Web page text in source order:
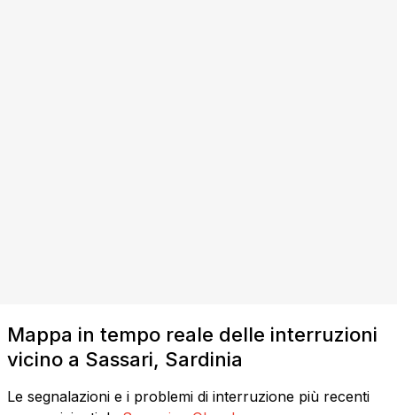
Mappa in tempo reale delle interruzioni
vicino a Sassari, Sardinia
Le segnalazioni e i problemi di interruzione più recenti